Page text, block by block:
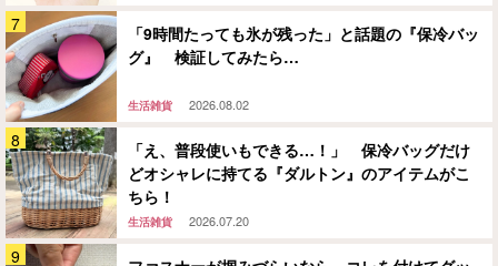
「9時間たっても氷が残った」と話題の『保冷バッ
グ』 検証してみたら…
生活雑貨 2026.08.02
「え、普段使いもできる…！」 保冷バッグだけ
どオシャレに持てる『ダルトン』のアイテムがこ
ちら！
生活雑貨 2026.07.20